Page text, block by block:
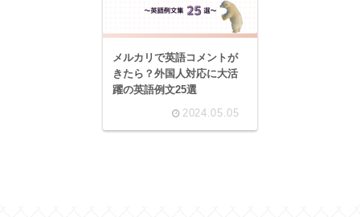
メルカリで英語コメントが
きたら？外国人対応に大活
躍の英語例文25選
2024.05.05